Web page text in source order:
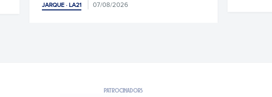
07/08/2026
PATROCINADORS